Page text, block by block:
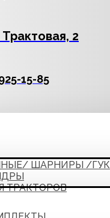
2
15-85
ШАРНИРЫ /ГУК
ТРАКТОРОВ